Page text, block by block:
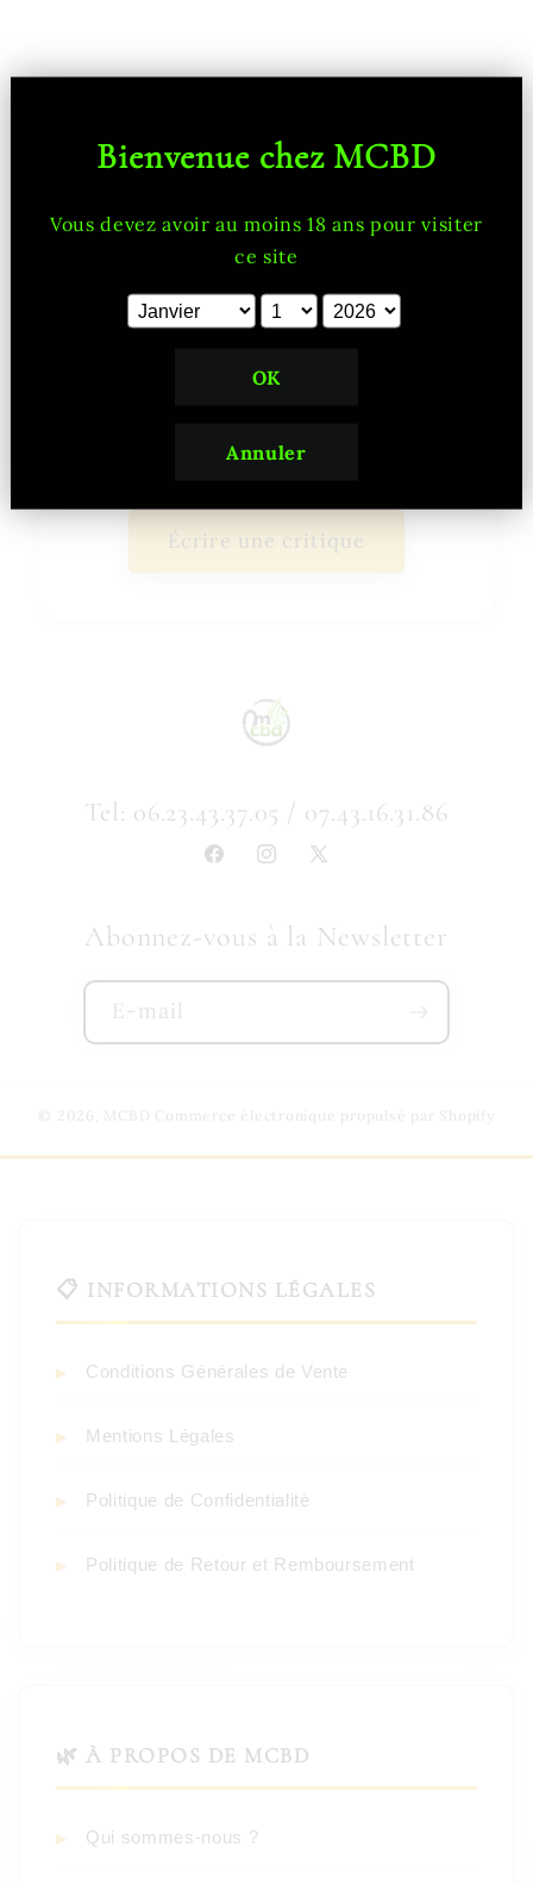
0.0/5.0
0Revoir
Écrire une critique
Tel: 06.23.43.37.05 / 07.43.16.31.86
FacebookInstagram
X
Abonnez-vous à la Newsletter
E-mail
© 2026, MCBD Commerce électronique propulsé par Shopify
📋 INFORMATIONS LÉGALES
Conditions Générales de Vente
Mentions Légales
Politique de Confidentialité
Politique de Retour et Remboursement
🌿 À PROPOS DE MCBD
Qui sommes-nous ?
Bienvenue chez MCBD
Vous devez avoir au moins 18 ans pour visiter
ce site
OK
Annuler